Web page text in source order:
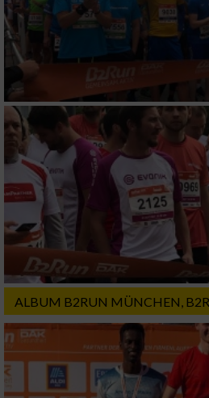
ALBUM B2RUN MÜNCHEN,
Messung der Performance von
Analyse von Zielgruppen durch
verschiedenen Quellen
Entwicklung und Verbesserung
Verwendung reduzierter Daten
von Inhalten
IAB-Besonderheiten:
Verwendung genauer
Geräte anhand von aktiv
Informationen identifizieren
Nicht-IAB-Verarbeitungszwecke: